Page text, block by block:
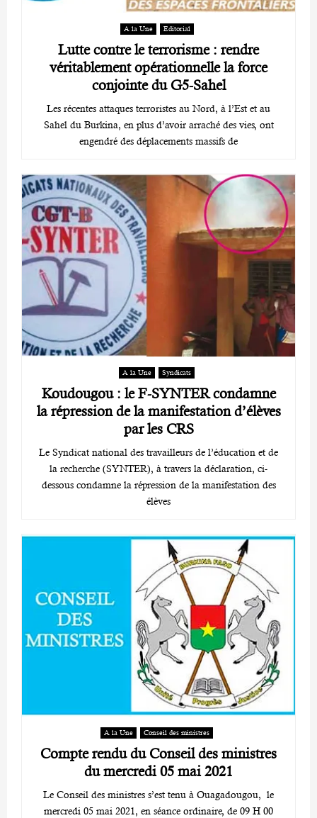
A la Une Editorial
Lutte contre le terrorisme : rendre
véritablement opérationnelle la force
conjointe du G5-Sahel
Les récentes attaques terroristes au Nord, à l’Est et au
Sahel du Burkina, en plus d’avoir arraché des vies, ont
engendré des déplacements massifs de
A la Une Syndicats
Koudougou : le F-SYNTER condamne
la répression de la manifestation d’élèves
par les CRS
Le Syndicat national des travailleurs de l’éducation et de
la recherche (SYNTER), à travers la déclaration, ci-
dessous condamne la répression de la manifestation des
élèves
A la Une Conseil des ministres
Compte rendu du Conseil des ministres
du mercredi 05 mai 2021
Le Conseil des ministres s’est tenu à Ouagadougou, le
mercredi 05 mai 2021, en séance ordinaire, de 09 H 00